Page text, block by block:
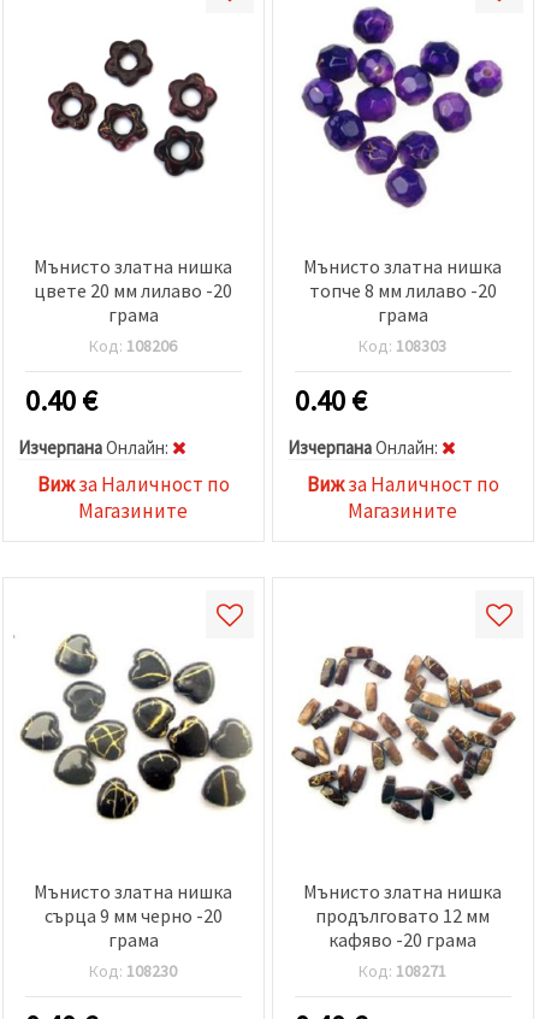
Мънисто златна нишка
цвете 20 мм лилаво -20
грама
Код: 108206
0.40€
ИзчерпанаOнлайн:
Вижза Наличност по
Магазините
Мънисто златна нишка
топче 8 мм лилаво -20
грама
Код: 108303
0.40€
ИзчерпанаOнлайн:
Вижза Наличност по
Магазините
Мънисто златна нишка
сърца 9 мм черно -20
грама
Код: 108230
Мънисто златна нишка
продълговато 12 мм
кафяво -20 грама
Код: 108271